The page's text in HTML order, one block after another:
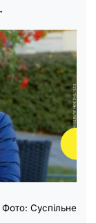
Фото: Суспільне